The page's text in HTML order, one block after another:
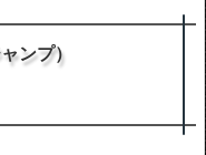
ンプ）